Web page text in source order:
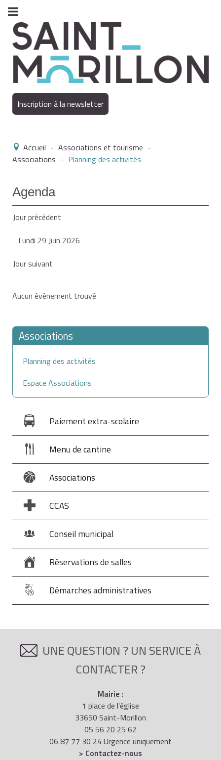
Inscription à la newsletter
Accueil - Associations et tourisme -
Associations - Planning des activités
Agenda
Jour précédent
Lundi 29 Juin 2026
Jour suivant
Aucun évènement trouvé
Associations
Planning des activités
Espace Associations
Paiement extra-scolaire
Menu de cantine
Associations
CCAS
Conseil municipal
Réservations de salles
Démarches administratives
UNE QUESTION ? UN SERVICE À
CONTACTER ?
Mairie :
1 place de l'église
33650 Saint-Morillon
05 56 20 25 62
06 87 77 30 24 Urgence uniquement
> Contactez-nous